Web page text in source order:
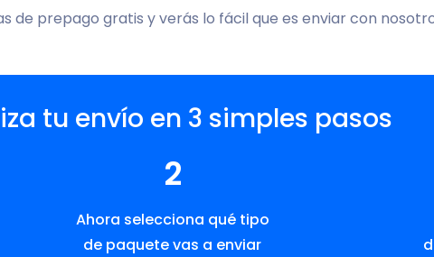
de prepago gratis y verás lo fácil que es enviar con
tu envío en 3 simples pasos
2
Ahora selecciona qué tipo
de paquete vas a enviar